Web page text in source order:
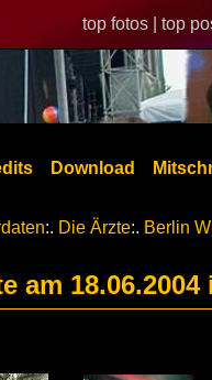
top fotos | top
Download
:. Die Ärzte:. Berlin
am